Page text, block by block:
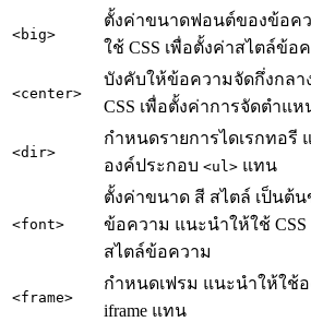
<big>
ตั้งค่าขนาดฟอนต์ของข้อค
ใช้ CSS เพื่อตั้งค่าสไตล์ข้อ
<center>
บังคับให้ข้อความจัดกึ่งกลา
CSS เพื่อตั้งค่าการจัดตำแ
<dir>
กำหนดรายการไดเรกทอรี
องค์ประกอบ <ul> แทน
<font>
ตั้งค่าขนาด สี สไตล์ เป็นต้
ข้อความ แนะนำให้ใช้ CSS
สไตล์ข้อความ
<frame>
กำหนดเฟรม แนะนำให้ใช้
iframe แทน